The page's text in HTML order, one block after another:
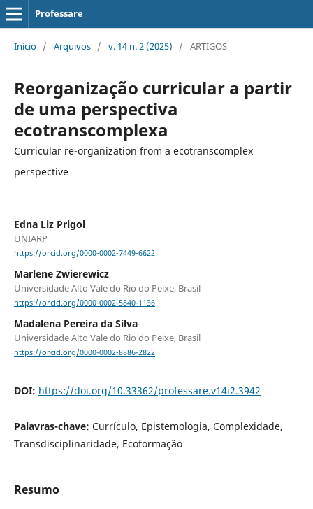
Professare
Início / Arquivos / v. 14 n. 2 (2025) / ARTIGOS
Reorganização curricular a partir
de uma perspectiva
ecotranscomplexa
Curricular re-organization from a ecotranscomplex
perspective
Edna Liz Prigol
UNIARP
https://orcid.org/0000-0002-7449-6622
Marlene Zwierewicz
Universidade Alto Vale do Rio do Peixe, Brasil
https://orcid.org/0000-0002-5840-1136
Madalena Pereira da Silva
Universidade Alto Vale do Rio do Peixe, Brasil
https://orcid.org/0000-0002-8886-2822
DOI: https://doi.org/10.33362/professare.v14i2.3942
Palavras-chave: Currículo, Epistemologia, Complexidade,
Transdisciplinaridade, Ecoformação
Resumo